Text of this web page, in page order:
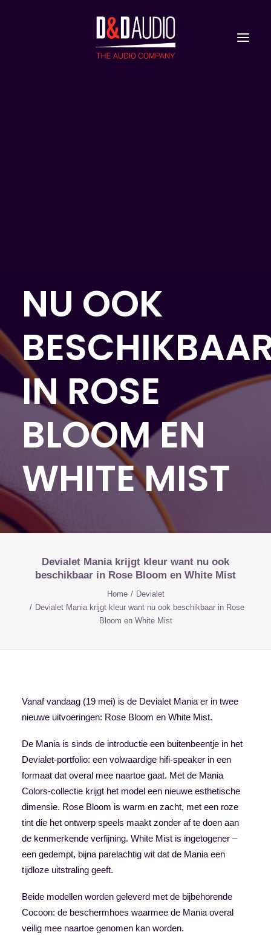
NU OOK
IN ROSE
BLOOM EN
WHITE MIST
Devialet Mania krijgt kleur want nu ook
beschikbaar in Rose Bloom en White Mist
Home
Devialet
Devialet Mania krijgt kleur want nu ook beschikbaar in Rose
Bloom en White Mist
Vanaf vandaag (19 mei) is de Devialet Mania er in twee
nieuwe uitvoeringen: Rose Bloom en White Mist.
De Mania is sinds de introductie een buitenbeentje in het
Devialet-portfolio: een volwaardige hifi-speaker in een
formaat dat overal mee naartoe gaat. Met de Mania
Colors-collectie krijgt het model een nieuwe esthetische
dimensie. Rose Bloom is warm en zacht, met een roze
tint die het ontwerp speels maakt zonder af te doen aan
de kenmerkende verfijning. White Mist is ingetogener –
een gedempt, bijna parelachtig wit dat de Mania een
tijdloze uitstraling geeft.
Beide modellen worden geleverd met de bijbehorende
Cocoon: de beschermhoes waarmee de Mania overal
veilig mee naartoe genomen kan worden.